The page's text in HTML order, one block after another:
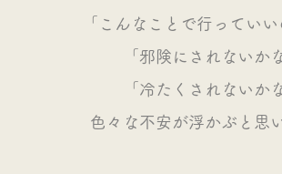
「こんなことで行っていい
「邪険にされないか
「冷たくされないか
色々な不安が浮かぶと思